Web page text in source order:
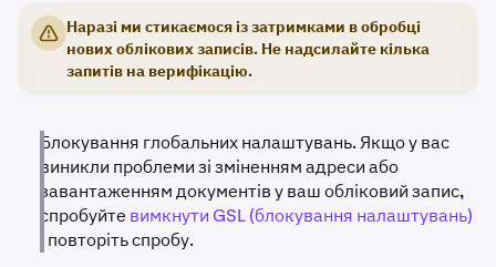
Наразі ми стикаємося із затримками в обробці
нових облікових записів. Не надсилайте кілька
запитів на верифікацію.
Блокування глобальних налаштувань. Якщо у вас
виникли проблеми зі зміненням адреси або
завантаженням документів у ваш обліковий запис,
спробуйте вимкнути GSL (блокування налаштувань)
і повторіть спробу.